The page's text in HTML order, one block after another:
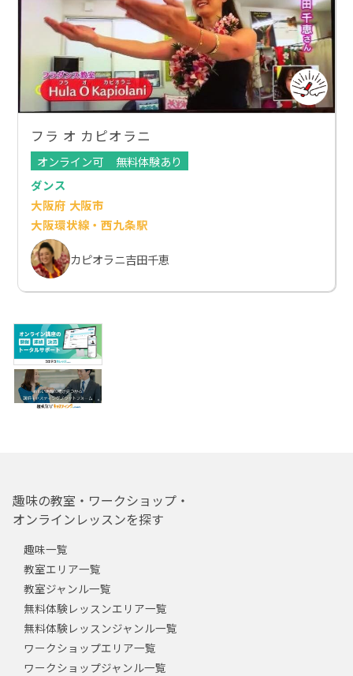
フラ オ カピオラニ
オンライン可
無料体験あり
ダンス
大阪府 大阪市
大阪環状線・西九条駅
カピオラニ吉田千恵
趣味の教室・ワークショップ・
オンラインレッスンを探す
趣味一覧
教室エリア一覧
教室ジャンル一覧
無料体験レッスンエリア一覧
無料体験レッスンジャンル一覧
ワークショップエリア一覧
ワークショップジャンル一覧